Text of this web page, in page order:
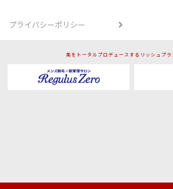
プライバシーポリシー
美をトータルプロデュースするリッシュプラ